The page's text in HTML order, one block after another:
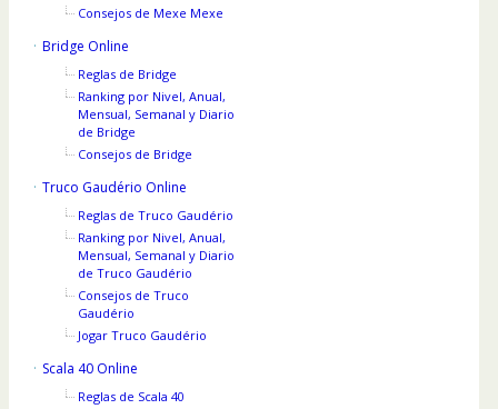
Consejos de Mexe Mexe
Bridge Online
Reglas de Bridge
Ranking por Nivel, Anual,
Mensual, Semanal y Diario
de Bridge
Consejos de Bridge
Truco Gaudério Online
Reglas de Truco Gaudério
Ranking por Nivel, Anual,
Mensual, Semanal y Diario
de Truco Gaudério
Consejos de Truco
Gaudério
Jogar Truco Gaudério
Scala 40 Online
Reglas de Scala 40